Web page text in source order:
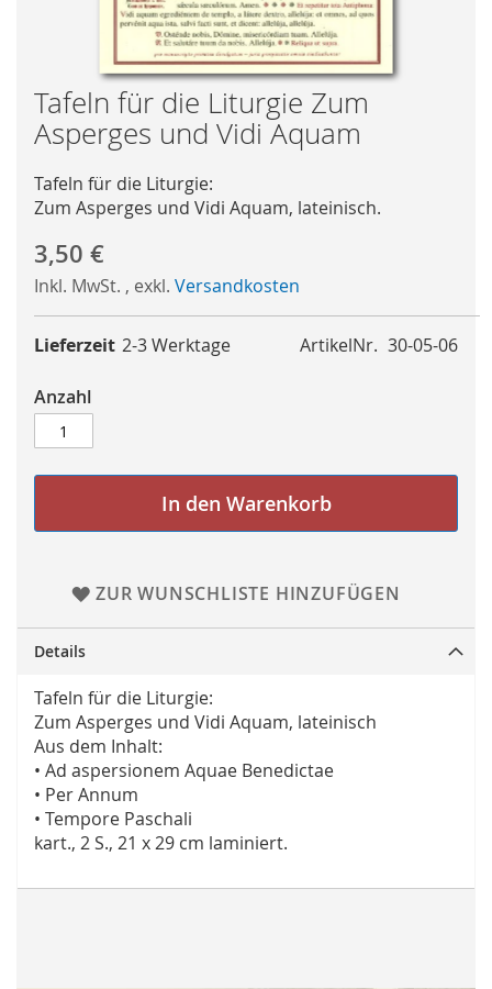
Skip
to
the
of
the
images
gallery
Tafeln für die Liturgie Zum
Asperges und Vidi Aquam
Tafeln für die Liturgie:
Zum Asperges und Vidi Aquam, lateinisch.
3,50 €
Inkl. MwSt. , exkl. Versandkosten
ArtikelNr. 30-05-06
Lieferzeit 2-3 Werktage
Anzahl
In den Warenkorb
ZUR WUNSCHLISTE HINZUFÜGEN
Details
Tafeln für die Liturgie:
Zum Asperges und Vidi Aquam, lateinisch
Aus dem Inhalt:
• Ad aspersionem Aquae Benedictae
• Per Annum
• Tempore Paschali
kart., 2 S., 21 x 29 cm laminiert.